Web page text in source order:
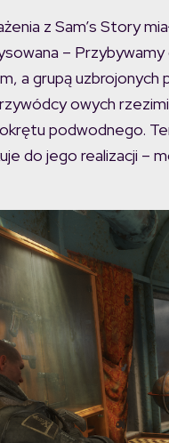
z Sam’s Story
– Przybywamy
a grupą
owych
podwodnego.
do jego realizacji –